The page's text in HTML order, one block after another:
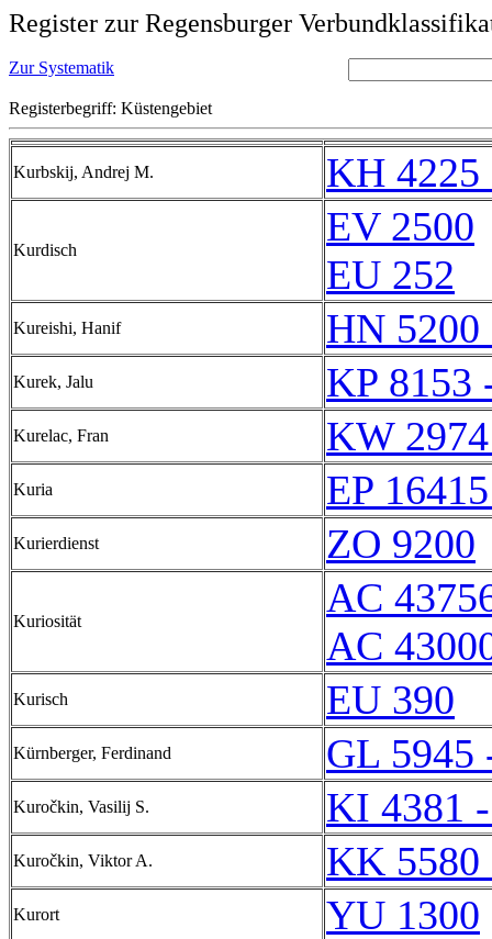
Register zur Regensburger
Zur Systematik
Registerbegriff: Küstengebiet
Kurbskij, Andrej M. KH
Kurdisch
EV 2500
EU 252
Kureishi, Hanif HN
Kurek, Jalu KP 8153
Kurelac, Fran KW
Kuria EP
Kurierdienst ZO 9200
Kuriosität
AC
AC
Kurisch EU 390
Kürnberger, Ferdinand GL 5945
Kuročkin, Vasilij S. KI 4381
Kuročkin, Viktor A. KK
Kurort YU 1300